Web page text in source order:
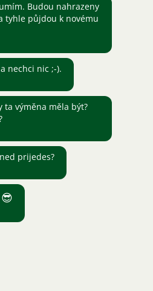
Budou nahrazeny
tyhle půjdou k novému
nechci nic ;-).
ta výměna měla být?
prijedes?
😎